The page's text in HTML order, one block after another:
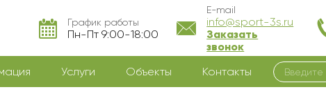
График работы
Пн-Пт 9:00-18:00
E-mail
info@sport-3s.ru
Заказать
звонок
Услуги Объекты Контакты